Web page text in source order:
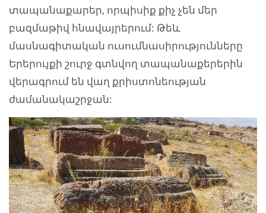
տապանաքարեր, որպիսիք քիչ չեն մեր
բազմաթիվ հնավայրերում: Թեև
մասնագիտական ուսումնասիրությունները
Երերույքի շուրջ գտնվող տապանաքերերին
վերագրում են վաղ քրիստոնեության
ժամանակաշրջան: